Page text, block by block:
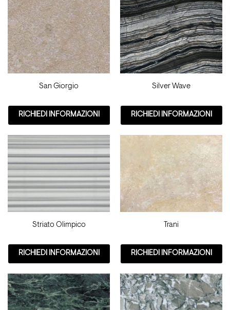
San Giorgio
RICHIEDI INFORMAZIONI
Silver Wave
RICHIEDI INFORMAZIONI
Striato Olimpico
RICHIEDI INFORMAZIONI
Trani
RICHIEDI INFORMAZIONI